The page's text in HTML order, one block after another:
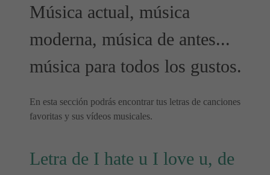
Música actual, música
moderna, música de antes...
música para todos los gustos.
En esta sección podrás encontrar tus letras de canciones
favoritas y sus vídeos musicales.
Letra de I hate u I love u, de